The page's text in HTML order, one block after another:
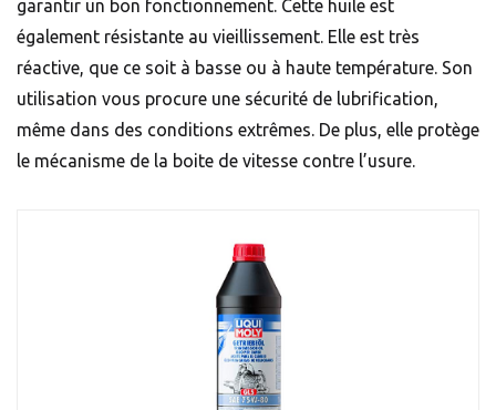
garantir un bon fonctionnement. Cette huile est
également résistante au vieillissement. Elle est très
réactive, que ce soit à basse ou à haute température. Son
utilisation vous procure une sécurité de lubrification,
même dans des conditions extrêmes. De plus, elle protège
le mécanisme de la boite de vitesse contre l’usure.